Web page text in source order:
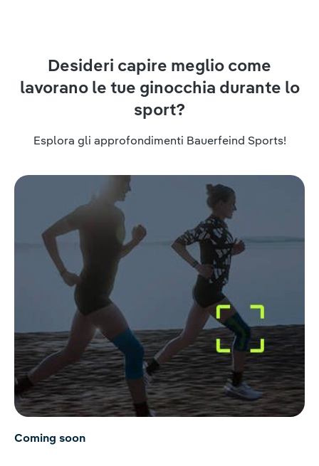
Desideri capire meglio come
lavorano le tue ginocchia durante lo
sport?
Esplora gli approfondimenti Bauerfeind Sports!
Coming soon